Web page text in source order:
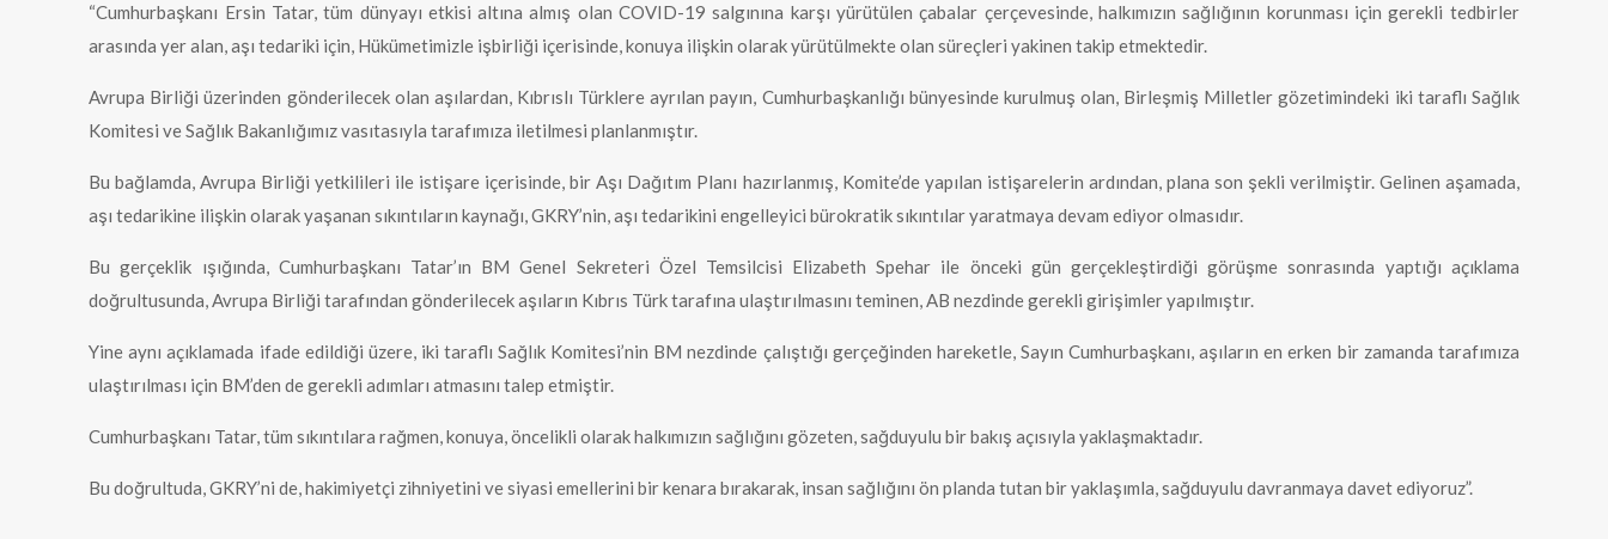
“Cumhurbaşkanı Ersin Tatar, tüm dünyayı etkisi altına almış olan COVID-19 salgınına karşı yürütülen çabalar çerçevesinde, halkımızın sağlığının korunması için gerekli tedbirler
arasında yer alan, aşı tedariki için, Hükümetimizle işbirliği içerisinde, konuya ilişkin olarak yürütülmekte olan süreçleri yakinen takip etmektedir.
Avrupa Birliği üzerinden gönderilecek olan aşılardan, Kıbrıslı Türklere ayrılan payın, Cumhurbaşkanlığı bünyesinde kurulmuş olan, Birleşmiş Milletler gözetimindeki iki taraflı Sağlık
Komitesi ve Sağlık Bakanlığımız vasıtasıyla tarafımıza iletilmesi planlanmıştır.
Bu bağlamda, Avrupa Birliği yetkilileri ile istişare içerisinde, bir Aşı Dağıtım Planı hazırlanmış, Komite’de yapılan istişarelerin ardından, plana son şekli verilmiştir. Gelinen aşamada,
aşı tedarikine ilişkin olarak yaşanan sıkıntıların kaynağı, GKRY’nin, aşı tedarikini engelleyici bürokratik sıkıntılar yaratmaya devam ediyor olmasıdır.
Bu gerçeklik ışığında, Cumhurbaşkanı Tatar’ın BM Genel Sekreteri Özel Temsilcisi Elizabeth Spehar ile önceki gün gerçekleştirdiği görüşme sonrasında yaptığı açıklama
doğrultusunda, Avrupa Birliği tarafından gönderilecek aşıların Kıbrıs Türk tarafına ulaştırılmasını teminen, AB nezdinde gerekli girişimler yapılmıştır.
Yine aynı açıklamada ifade edildiği üzere, iki taraflı Sağlık Komitesi’nin BM nezdinde çalıştığı gerçeğinden hareketle, Sayın Cumhurbaşkanı, aşıların en erken bir zamanda tarafımıza
ulaştırılması için BM’den de gerekli adımları atmasını talep etmiştir.
Cumhurbaşkanı Tatar, tüm sıkıntılara rağmen, konuya, öncelikli olarak halkımızın sağlığını gözeten, sağduyulu bir bakış açısıyla yaklaşmaktadır.
Bu doğrultuda, GKRY’ni de, hakimiyetçi zihniyetini ve siyasi emellerini bir kenara bırakarak, insan sağlığını ön planda tutan bir yaklaşımla, sağduyulu davranmaya davet ediyoruz”.